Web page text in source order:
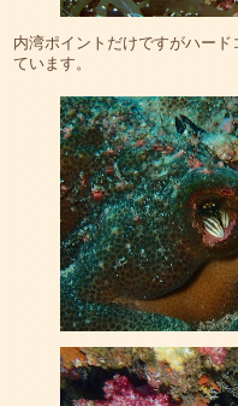
内湾ポイントだけですがハー
ています。